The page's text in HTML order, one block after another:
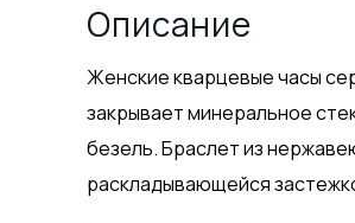
Описание
Женские кварцевые часы
закрывает минеральное
безель. Браслет из
раскладывающейся